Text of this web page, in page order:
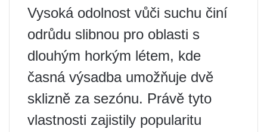
Vysoká odolnost vůči suchu činí
odrůdu slibnou pro oblasti s
dlouhým horkým létem, kde
časná výsadba umožňuje dvě
sklizně za sezónu. Právě tyto
vlastnosti zajistily popularitu